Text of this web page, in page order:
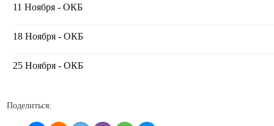
11 Ноября - ОКБ
18 Ноября - ОКБ
25 Ноября - ОКБ
Поделиться: